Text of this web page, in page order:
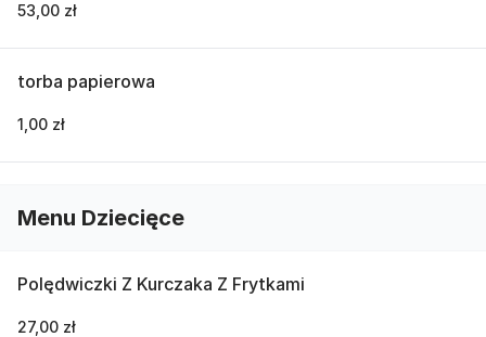
53,00 zł
torba papierowa
1,00 zł
Menu Dziecięce
Polędwiczki Z Kurczaka Z Frytkami
27,00 zł